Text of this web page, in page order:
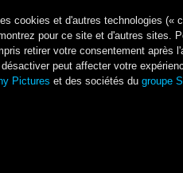
cookies et d'autres technologies («
pour ce site et d'autres sites.
retirer votre consentement après
peut affecter votre
Pictures et des sociétés du groupe